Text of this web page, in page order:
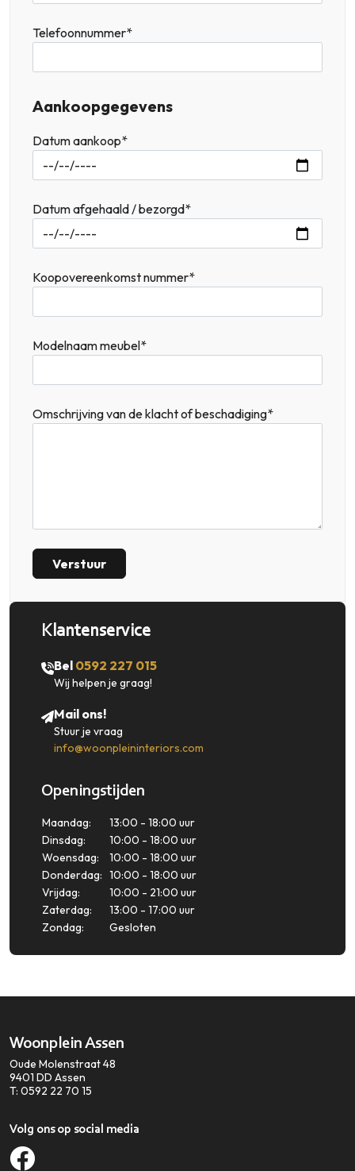
Telefoonnummer*
Aankoopgegevens
Datum aankoop*
Datum afgehaald / bezorgd*
Koopovereenkomst nummer*
Modelnaam meubel*
Omschrijving van de klacht of beschadiging*
Verstuur
Klantenservice
Bel 0592 227 015
Wij helpen je graag!
Mail ons!
Stuur je vraag
info@woonpleininteriors.com
Openingstijden
Maandag:
13:00 - 18:00 uur
Dinsdag:
10:00 - 18:00 uur
Woensdag:
10:00 - 18:00 uur
Donderdag: 10:00 - 18:00 uur
Vrijdag:
10:00 - 21:00 uur
Zaterdag:
13:00 - 17:00 uur
Zondag:
Gesloten
Woonplein Assen
Oude Molenstraat 48
9401 DD Assen
T: 0592 22 70 15
Volg ons op social media